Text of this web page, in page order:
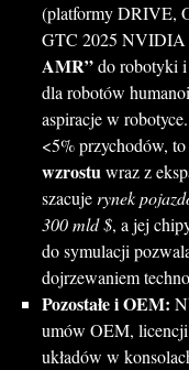
(platformy DRIVE,
GTC 2025 NVIDIA
AMR”do robotyki i
dla robotów
aspiracje w
<5% przychodów,
wzrostuwraz z
szacujerynek
300 mld $, a jej
do symulacji
dojrzewaniem
Pozostałe i OEM:
umów OEM, licencji
układów w